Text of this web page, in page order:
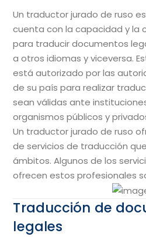
Un traductor jurado de ruso
cuenta con la capacidad y la
para traducir documentos
a otros idiomas y viceversa.
está autorizado por las
de su país para realizar
sean válidas ante
organismos públicos y
Un traductor jurado de ruso
de servicios de traducción
ámbitos. Algunos de los
ofrecen estos profesionales
Traducción de
legales